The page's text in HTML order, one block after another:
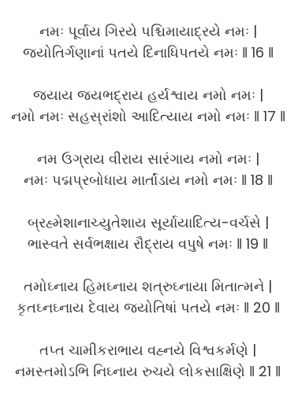
નમઃ પૂર્વાય ગિરયે પશ્ચિમાયાદ્રયે નમઃ |
જ્યોતિર્ગણાનાં પતયે દિનાધિપતયે નમઃ ‖ 16 ‖
જયાય જયભદ્રાય હર્યશ્વાય નમો નમઃ |
નમો નમઃ સહસ્રાંશો આદિત્યાય નમો નમઃ ‖ 17 ‖
નમ ઉગ્રાય વીરાય સારંગાય નમો નમઃ |
નમઃ પદ્મપ્રબોધાય માર્તાંડાય નમો નમઃ ‖ 18 ‖
બ્રહ્મેશાનાચ્યુતેશાય સૂર્યાયાદિત્ય-વર્ચસે |
ભાસ્વતે સર્વભક્ષાય રૌદ્રાય વપુષે નમઃ ‖ 19 ‖
તમોઘ્નાય હિમઘ્નાય શત્રુઘ્નાયા મિતાત્મને |
કૃતઘ્નઘ્નાય દેવાય જ્યોતિષાં પતયે નમઃ ‖ 20 ‖
તપ્ત ચામીકરાભાય વહ્નયે વિશ્વકર્મણે |
નમસ્તમોઽભિ નિઘ્નાય રુચયે લોકસાક્ષિણે ‖ 21 ‖